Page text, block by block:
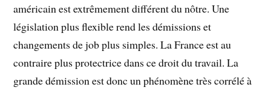
américain est extrêmement différent du nôtre. Une
législation plus flexible rend les démissions et
changements de job plus simples. La France est au
contraire plus protectrice dans ce droit du travail. La
grande démission est donc un phénomène très corrélé à